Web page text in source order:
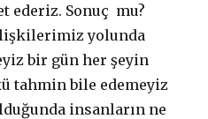
ederiz. Sonuç mu?
yolunda
bir gün her şeyin
tahmin bile edemeyiz
insanların ne